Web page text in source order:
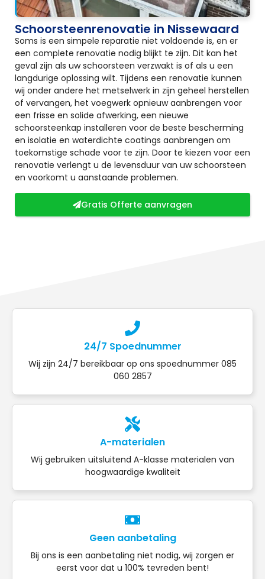
Schoorsteenrenovatie in Nissewaard
Soms is een simpele reparatie niet voldoende is, en er
een complete renovatie nodig blijkt te zijn. Dit kan het
geval zijn als uw schoorsteen verzwakt is of als u een
langdurige oplossing wilt. Tijdens een renovatie kunnen
wij onder andere het metselwerk in zijn geheel herstellen
of vervangen, het voegwerk opnieuw aanbrengen voor
een frisse en solide afwerking, een nieuwe
schoorsteenkap installeren voor de beste bescherming
en isolatie en waterdichte coatings aanbrengen om
toekomstige schade voor te zijn. Door te kiezen voor een
renovatie verlengt u de levensduur van uw schoorsteen
en voorkomt u aanstaande problemen.
Gratis Offerte aanvragen
24/7 Spoednummer
Wij zijn 24/7 bereikbaar op ons spoednummer 085
060 2857
A-materialen
Wij gebruiken uitsluitend A-klasse materialen van
hoogwaardige kwaliteit
Geen aanbetaling
Bij ons is een aanbetaling niet nodig, wij zorgen er
eerst voor dat u 100% tevreden bent!